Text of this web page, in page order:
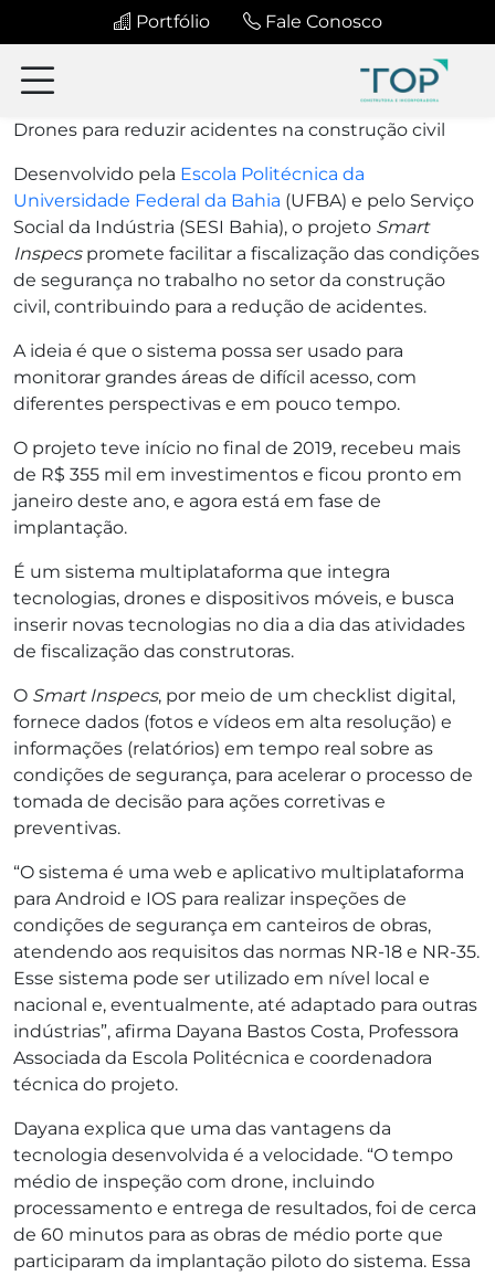
Portfólio Fale Conosco
Drones para reduzir acidentes na construção civil
Desenvolvido pela Escola Politécnica da
Universidade Federal da Bahia (UFBA) e pelo Serviço
Social da Indústria (SESI Bahia), o projeto Smart
Inspecspromete facilitar a fiscalização das condições
de segurança no trabalho no setor da construção
civil, contribuindo para a redução de acidentes.
A ideia é que o sistema possa ser usado para
monitorar grandes áreas de difícil acesso, com
diferentes perspectivas e em pouco tempo.
O projeto teve início no final de 2019, recebeu mais
de R$ 355 mil em investimentos e ficou pronto em
janeiro deste ano, e agora está em fase de
implantação.
É um sistema multiplataforma que integra
tecnologias, drones e dispositivos móveis, e busca
inserir novas tecnologias no dia a dia das atividades
de fiscalização das construtoras.
O Smart Inspecs, por meio de um checklist digital,
fornece dados (fotos e vídeos em alta resolução) e
informações (relatórios) em tempo real sobre as
condições de segurança, para acelerar o processo de
tomada de decisão para ações corretivas e
preventivas.
“O sistema é uma web e aplicativo multiplataforma
para Android e IOS para realizar inspeções de
condições de segurança em canteiros de obras,
atendendo aos requisitos das normas NR-18 e NR-35.
Esse sistema pode ser utilizado em nível local e
nacional e, eventualmente, até adaptado para outras
indústrias”, afirma Dayana Bastos Costa, Professora
Associada da Escola Politécnica e coordenadora
técnica do projeto.
Dayana explica que uma das vantagens da
tecnologia desenvolvida é a velocidade. “O tempo
médio de inspeção com drone, incluindo
processamento e entrega de resultados, foi de cerca
de 60 minutos para as obras de médio porte que
participaram da implantação piloto do sistema. Essa